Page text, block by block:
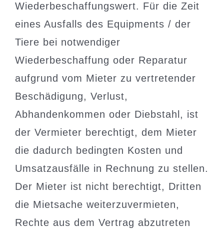
Wiederbeschaffungswert. Für die Zeit
eines Ausfalls des Equipments / der
Tiere bei notwendiger
Wiederbeschaffung oder Reparatur
aufgrund vom Mieter zu vertretender
Beschädigung, Verlust,
Abhandenkommen oder Diebstahl, ist
der Vermieter berechtigt, dem Mieter
die dadurch bedingten Kosten und
Umsatzausfälle in Rechnung zu stellen.
Der Mieter ist nicht berechtigt, Dritten
die Mietsache weiterzuvermieten,
Rechte aus dem Vertrag abzutreten